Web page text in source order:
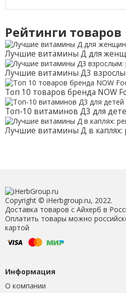
Рейтинги товаров
Лучшие витамины Д для
Лучшие витамины Д3
Топ 10 товаров бренда NOW
Топ-10 витаминов Д3 для
Лучшие витамины Д в каплях:
Copyright © iHerbgroup.ru, 2022.
Доставка товаров с Айхерб в
Оплатить товары можно
картой
Информация
О компании